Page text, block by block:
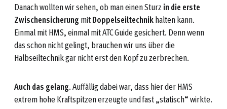
Danach wollten wir sehen, ob man einen Sturz in die erste
Zwischensicherung mitDoppelseiltechnikhalten kann.
Einmal mit HMS, einmal mit ATC Guide gesichert. Denn wenn
das schon nicht gelingt, brauchen wir uns über die
Halbseiltechnik gar nicht erst den Kopf zu zerbrechen.
Auch das gelang. Auffällig dabei war, dass hier der HMS
extrem hohe Kraftspitzen erzeugte und fast „statisch“ wirkte.